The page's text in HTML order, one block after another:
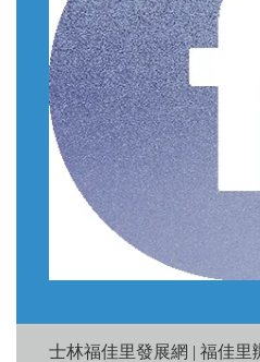
士林福佳里發展網 | 福佳里